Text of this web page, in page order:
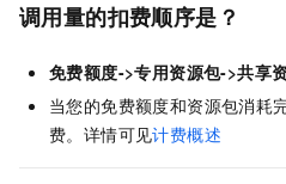
调用量的扣费顺序是？
免费额度->专用资源包->共享
当您的免费额度和资源包消耗
费。详情可见计费概述